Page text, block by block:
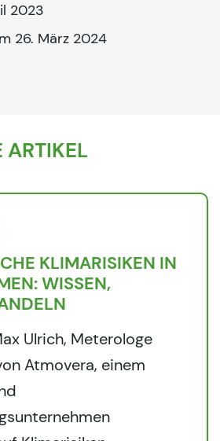
2023
26. März 2024
ARTIKEL
KLIMARISIKEN IN
WISSEN,
Ulrich, Meterologe
Atmovera, einem